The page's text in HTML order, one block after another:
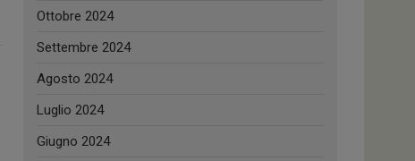
Ottobre 2024
Settembre 2024
Agosto 2024
Luglio 2024
Giugno 2024